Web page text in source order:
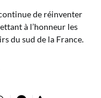
de réinventer
à l’honneur les
du sud de la France.